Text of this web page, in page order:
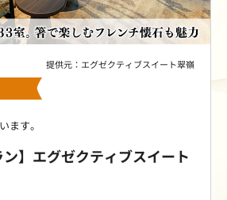
提供元：エグゼクティブスイート翠嶺
ます。
ン】エグゼクティブスイート